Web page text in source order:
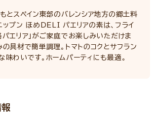
もとスペイン東部のバレンシア地方の郷土料
ップン ほめDELI パエリアの素は、フライ
パエリア」がご家庭でお楽しみいただけま
の具材で簡単調理。トマトのコクとサフラン
味わいです。ホームパーティにも最適。
報